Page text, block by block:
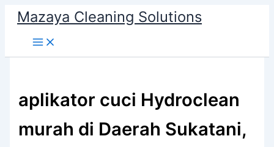
content
Mazaya Cleaning Solutions
aplikator cuci Hydroclean
murah di Daerah Sukatani,